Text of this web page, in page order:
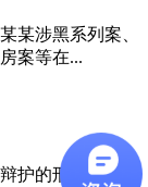
某涉黑系列案、
案等在...
护的刑事律师